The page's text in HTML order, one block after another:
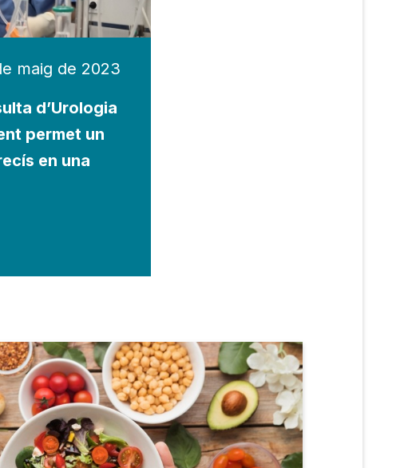
maig de 2023
d’Urologia
permet un
en una